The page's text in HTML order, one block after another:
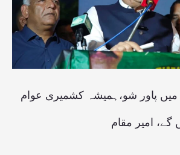
پاور شو،ہمیشہ کشمیری عوام
گے، امیر مقام